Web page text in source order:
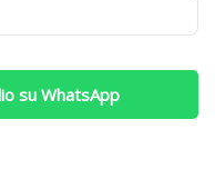
su WhatsApp